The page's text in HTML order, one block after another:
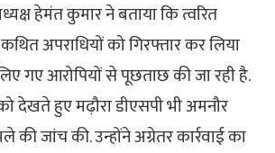
हेमंत कुमार ने बताया कि त्वरित
अपराधियों को गिरफ्तार कर लिया
गए आरोपियों से पूछताछ की जा रही है.
देखते हुए मढ़ौरा डीएसपी भी अमनौर
की जांच की. उन्होंने अग्रेतर कार्रवाई का